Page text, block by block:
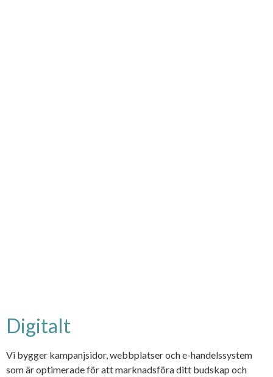
Digitalt
Vi bygger kampanjsidor, webbplatser och e-handelssystem
som är optimerade för att marknadsföra ditt budskap och